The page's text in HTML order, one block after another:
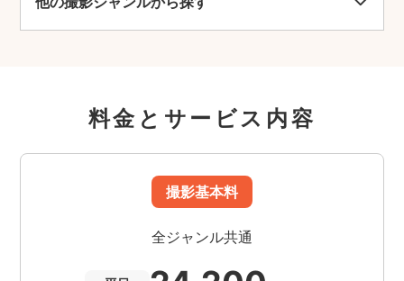
料金とサービス内容
撮影基本料
全ジャンル共通